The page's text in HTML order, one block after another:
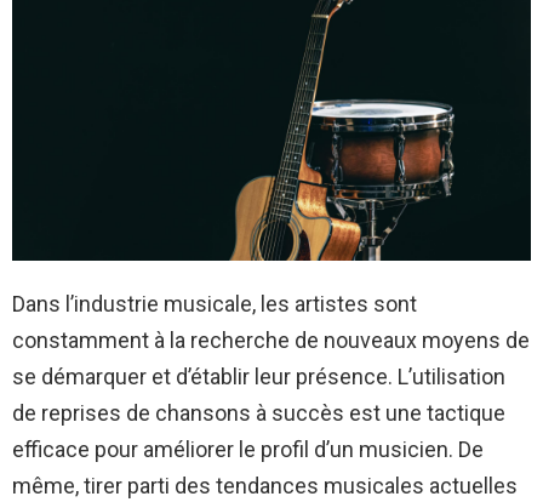
Dans l’industrie musicale, les artistes sont
constamment à la recherche de nouveaux moyens de
se démarquer et d’établir leur présence. L’utilisation
de reprises de chansons à succès est une tactique
efficace pour améliorer le profil d’un musicien. De
même, tirer parti des tendances musicales actuelles